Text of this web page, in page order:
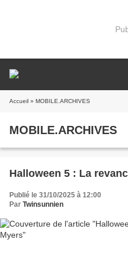
Accueil » MOBILE.ARCHIVES
MOBILE.ARCHIVES
Halloween 5 : La
Publié le 31/10/2025 à 12:00
Par Twinsunnien